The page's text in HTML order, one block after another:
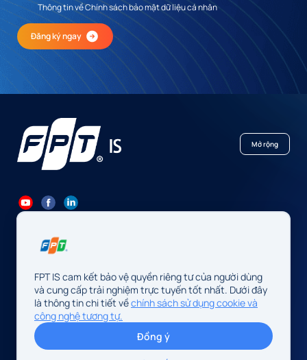
Thông tin về Chính sách bảo mật dữ liệu cá nhân
Đăng ký ngay
Mở rộng
Contact@fpt.com
Trụ sở: Số 10 phố Phạm Văn Bạch, P. Cầu Giấy, Hà Nội, Việt Nam
Cơ quan chủ quản: Công ty TNHH FPT IS
Mã số doanh nghiệp: 0104128565 do Sở Tài chính Thành phố Hà
Nội cấp, đăng ký lần đầu ngày 13/08/2009, sửa đổi lần thứ 34
ngày 14/05/2026.
FPT IS cam kết bảo vệ quyền riêng tư của người dùng
và cung cấp trải nghiệm trực tuyến tốt nhất. Dưới đây
là thông tin chi tiết vềchính sách sử dụng cookie và
công nghệ tương tự.
Đồng ý